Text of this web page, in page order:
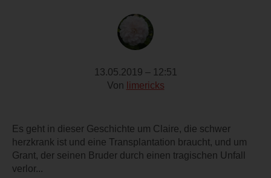
13.05.2019 – 12:51
Von limericks
Es geht in dieser Geschichte um Claire, die schwer
herzkrank ist und eine Transplantation braucht, und um
Grant, der seinen Bruder durch einen tragischen Unfall
verlor...